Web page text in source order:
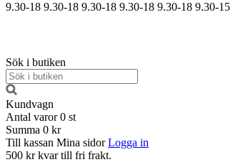
9.30-18 9.30-18 9.30-18 9.30-18 9.30-18 9.30-15
Sök i butiken
Kundvagn
Antal varor 0 st
Summa 0 kr
Till kassan Mina sidor Logga in
500 kr kvar till fri frakt.